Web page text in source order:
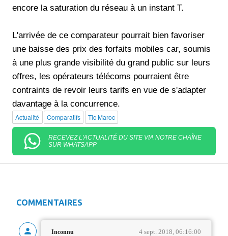
encore la saturation du réseau à un instant T.
L'arrivée de ce comparateur pourrait bien favoriser
une baisse des prix des forfaits mobiles car, soumis
à une plus grande visibilité du grand public sur leurs
offres, les opérateurs télécoms pourraient être
contraints de revoir leurs tarifs en vue de s'adapter
davantage à la concurrence.
Actualité Comparatifs Tic Maroc
RECEVEZ L'ACTUALITÉ DU SITE VIA NOTRE CHAÎNE
SUR WHATSAPP
COMMENTAIRES
Inconnu 4 sept. 2018, 06:16:00